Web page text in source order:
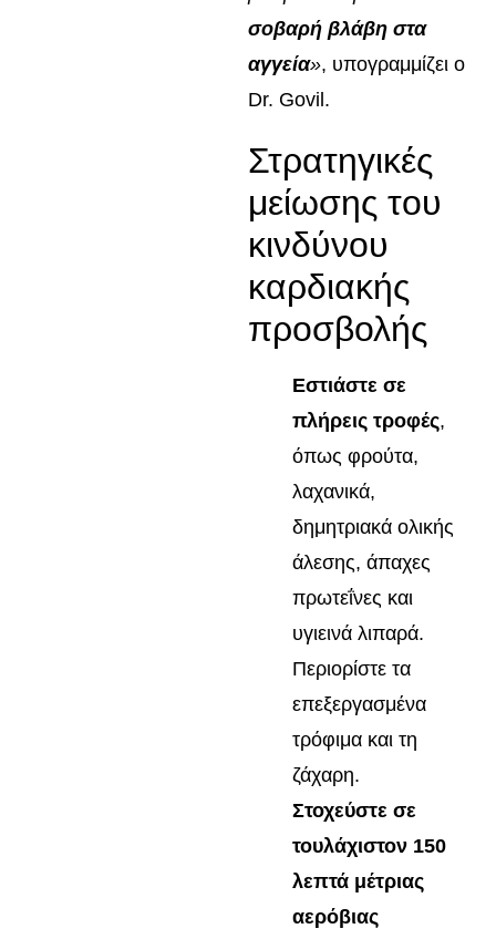
σοβαρή βλάβη στα
αγγεία», υπογραμμίζει ο
Dr. Govil.
Στρατηγικές
μείωσης του
κινδύνου
καρδιακής
προσβολής
Εστιάστε σε
πλήρεις τροφές,
όπως φρούτα,
λαχανικά,
δημητριακά ολικής
άλεσης, άπαχες
πρωτεΐνες και
υγιεινά λιπαρά.
Περιορίστε τα
επεξεργασμένα
τρόφιμα και τη
ζάχαρη.
Στοχεύστε σε
τουλάχιστον 150
λεπτά μέτριας
αερόβιας